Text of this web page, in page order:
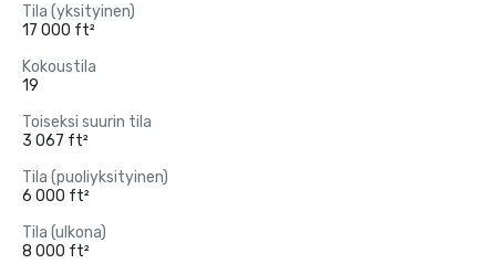
Tila (yksityinen)
17 000 ft²
Kokoustila
19
Toiseksi suurin tila
3 067 ft²
Tila (puoliyksityinen)
6 000 ft²
Tila (ulkona)
8 000 ft²